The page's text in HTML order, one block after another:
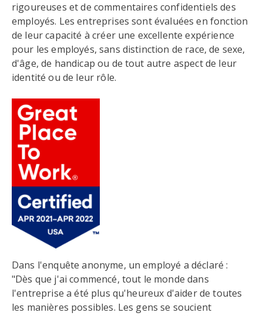
rigoureuses et de commentaires confidentiels des
employés. Les entreprises sont évaluées en fonction
de leur capacité à créer une excellente expérience
pour les employés, sans distinction de race, de sexe,
d'âge, de handicap ou de tout autre aspect de leur
identité ou de leur rôle.
Dans l'enquête anonyme, un employé a déclaré :
"Dès que j'ai commencé, tout le monde dans
l'entreprise a été plus qu'heureux d'aider de toutes
les manières possibles. Les gens se soucient